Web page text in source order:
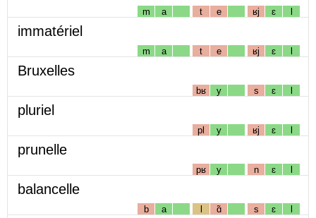
m a t e ʁj ɛ l
immatériel
m a t e ʁj ɛ l
Bruxelles
bʁ y s ɛ l
pluriel
pl y ʁj ɛ l
prunelle
pʁ y n ɛ l
balancelle
b a l ɑ̃ s ɛ l